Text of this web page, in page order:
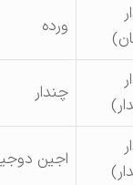
چندار
اجین دوجین